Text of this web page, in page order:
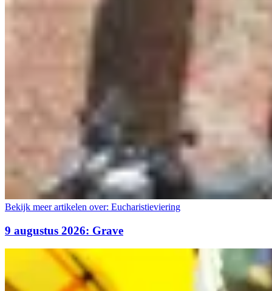
Bekijk meer artikelen over: Eucharistieviering
9 augustus 2026: Grave